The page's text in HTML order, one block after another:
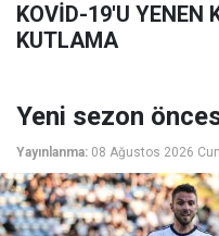
KOVİD-19'U YENEN
KUTLAMA
Yeni sezon
Yayınlanma: 08 Ağustos 2026